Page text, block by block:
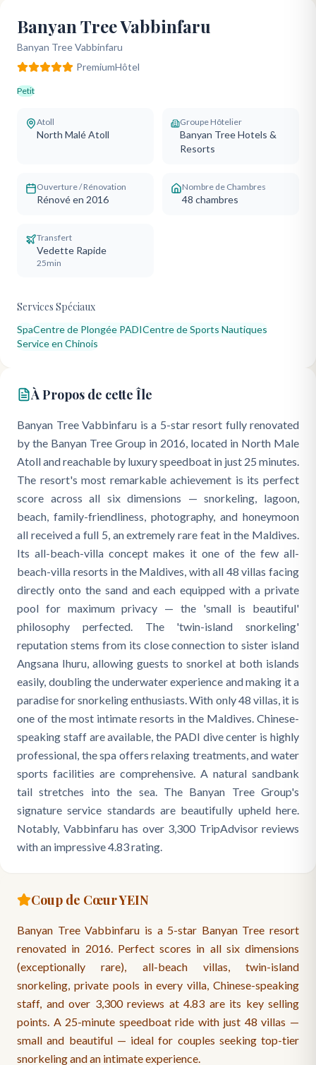
Banyan Tree Vabbinfaru
Banyan Tree Vabbinfaru
PremiumHôtel
Petit
Atoll
North Malé Atoll
Groupe Hôtelier
Banyan Tree Hotels &
Resorts
Ouverture / Rénovation
Rénové en 2016
Nombre de Chambres
48 chambres
Transfert
Vedette Rapide
25min
Services Spéciaux
SpaCentre de Plongée PADICentre de Sports Nautiques
Service en Chinois
À Propos de cette Île
Banyan Tree Vabbinfaru is a 5-star resort fully renovated
by the Banyan Tree Group in 2016, located in North Male
Atoll and reachable by luxury speedboat in just 25 minutes.
The resort's most remarkable achievement is its perfect
score across all six dimensions — snorkeling, lagoon,
beach, family-friendliness, photography, and honeymoon
all received a full 5, an extremely rare feat in the Maldives.
Its all-beach-villa concept makes it one of the few all-
beach-villa resorts in the Maldives, with all 48 villas facing
directly onto the sand and each equipped with a private
pool for maximum privacy — the 'small is beautiful'
philosophy perfected. The 'twin-island snorkeling'
reputation stems from its close connection to sister island
Angsana Ihuru, allowing guests to snorkel at both islands
easily, doubling the underwater experience and making it a
paradise for snorkeling enthusiasts. With only 48 villas, it is
one of the most intimate resorts in the Maldives. Chinese-
speaking staff are available, the PADI dive center is highly
professional, the spa offers relaxing treatments, and water
sports facilities are comprehensive. A natural sandbank
tail stretches into the sea. The Banyan Tree Group's
signature service standards are beautifully upheld here.
Notably, Vabbinfaru has over 3,300 TripAdvisor reviews
with an impressive 4.83 rating.
Coup de Cœur YEIN
Banyan Tree Vabbinfaru is a 5-star Banyan Tree resort
renovated in 2016. Perfect scores in all six dimensions
(exceptionally rare), all-beach villas, twin-island
snorkeling, private pools in every villa, Chinese-speaking
staff, and over 3,300 reviews at 4.83 are its key selling
points. A 25-minute speedboat ride with just 48 villas —
small and beautiful — ideal for couples seeking top-tier
snorkeling and an intimate experience.